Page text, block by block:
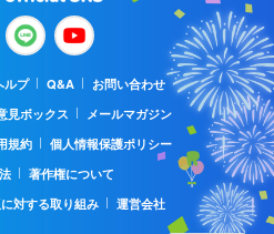
ルプ Q&A
お問い合わせ
見ボックス
メールマガジン
規約
個人情報保護ポリシー
著作権について
対する取り組み 運営会社